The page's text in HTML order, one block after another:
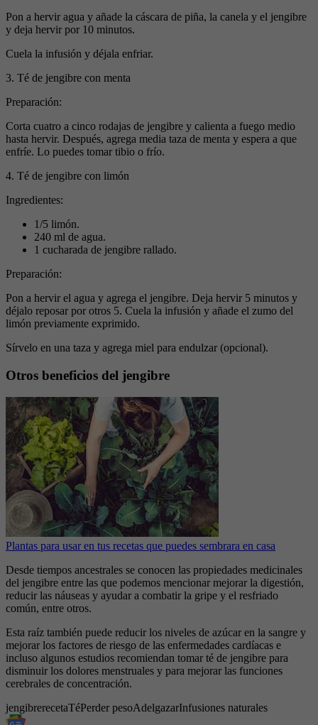
Pon a hervir agua y añade la cáscara de piña, la canela y el jengibre
y deja hervir por 10 minutos.
Cuela la infusión y déjala enfriar.
3. Té de jengibre con menta
Preparación:
Corta cuatro a cinco rodajas de jengibre y calienta a fuego medio
hasta hervir. Después, agrega media taza de menta y espera a que
enfríe. Lo puedes tomar tibio o frío.
4. Té de jengibre con limón
Ingredientes:
1/5 limón.
240 ml de agua.
1 cucharada de jengibre rallado.
Preparación:
Pon a hervir el agua y agrega el jengibre. Deja hervir 5 minutos y
déjalo reposar por otros 5. Cuela la infusión y añade el zumo del
limón previamente exprimido.
Sírvelo en una taza y agrega miel para endulzar (opcional).
Otros beneficios del jengibre
Plantas para usar en tus recetas que puedes sembrara en casa
Desde tiempos ancestrales se conocen las propiedades medicinales
del jengibre entre las que podemos mencionar mejorar la digestión,
reducir las náuseas y ayudar a combatir la gripe y el resfriado
común, entre otros.
Esta raíz también puede reducir los niveles de azúcar en la sangre y
mejorar los factores de riesgo de las enfermedades cardíacas e
incluso algunos estudios recomiendan tomar té de jengibre para
disminuir los dolores menstruales y para mejorar las funciones
cerebrales de concentración.
jengibrerecetaTéPerder pesoAdelgazarInfusiones naturales